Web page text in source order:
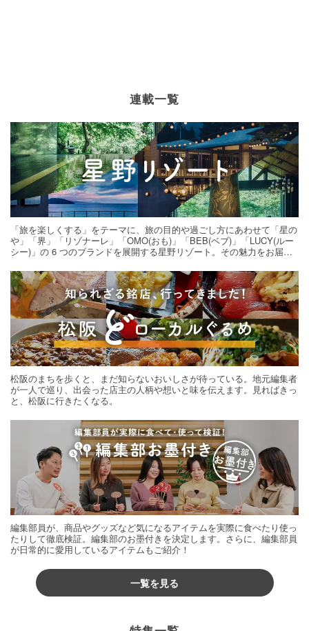
連載一覧
「旅を楽しくする」をテーマに、旅の目的や過ごし方にあわせて「星の
や」「界」「リゾナーレ」「OMO(おも)」「BEB(ベブ)」「LUCY(ルー
シー)」の 6 つのブランドを展開する星野リゾート。その魅力をお届け
松阪のまちを歩くと、まだ知らないおいしさが待っている。地元編集者
が一人で巡り、出会った店主の人柄や想いと味を伝えます。見ればきっ
と、松阪に行きたくなる。
編集部員が、商品やグッズなど気になるアイテムを実際に食べたり使っ
たりして徹底検証。編集部のお墨付きを決定します。さらに、編集部員
が日常的に愛用しているアイテムもご紹介！
一覧を見る